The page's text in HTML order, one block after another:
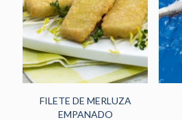
PANADERÍA Y
PASTELERÍA(48)
NOVEDADES
(13)
FILETE DE MERLUZA
EMPANADO